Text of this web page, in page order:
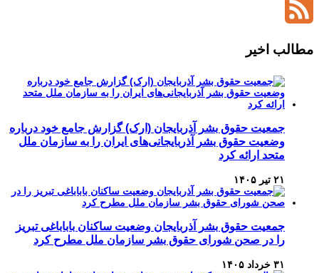
YouTube
مطالب اخیر
جمعیت حقوق بشر آذربایجان (ارک) گزارش جامع خود درباره
وضعیت حقوق بشر آذربایجانی‌های ایران را به سازمان ملل
متحد ارائه کرد
۲۱ تیر ۱۴۰۵
جمعیت حقوق بشر آذربایجان وضعیت ساکنان باباباغی تبریز
را در صحن شورای حقوق بشر سازمان ملل مطرح کرد
۳۱ خرداد ۱۴۰۵